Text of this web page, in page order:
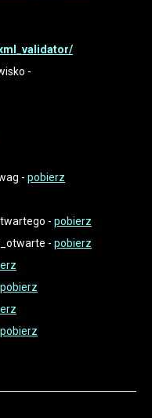
-
- pobierz
- pobierz
- pobierz
pobierz
pobierz